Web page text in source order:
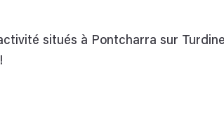
situés à Pontcharra sur